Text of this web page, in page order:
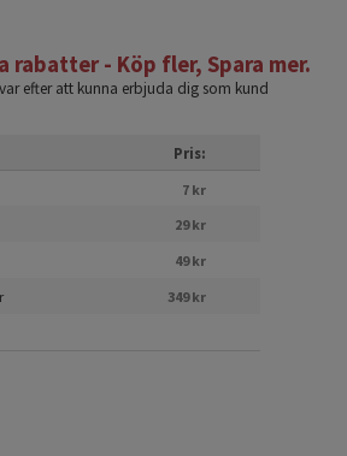
rabatter - Köp fler, Spara mer.
efter att kunna erbjuda dig som kund
Pris:
7 kr
29 kr
49 kr
349 kr